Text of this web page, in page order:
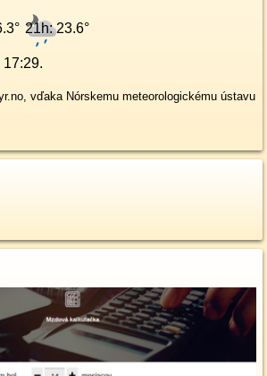
21h: 23.6°
17:29.
vďaka Nórskemu meteorologickému ústavu